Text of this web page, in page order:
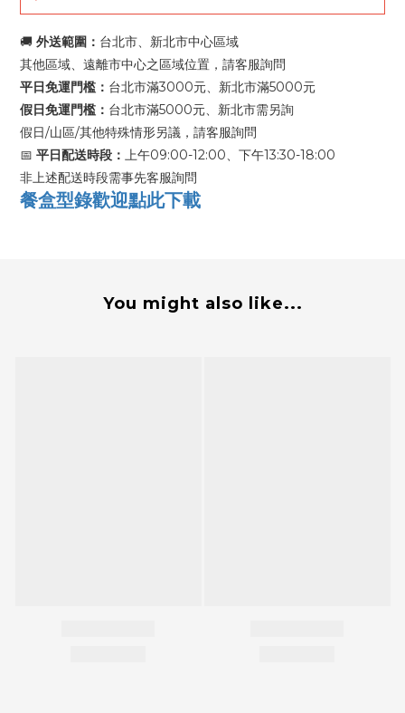
🚚 外送範圍： 台北市、新北市中心區域
其他區域、遠離市中心之區域位置，請客服詢問
平日免運門檻： 台北市滿3000元、新北市滿5000元
假日免運門檻： 台北市滿5000元、新北市需另詢
假日/山區/其他特殊情形另議，請客服詢問
📅 平日配送時段： 上午09:00-12:00、下午13:30-18:00
非上述配送時段需事先客服詢問
餐盒型錄歡迎點此下載
You might also like...